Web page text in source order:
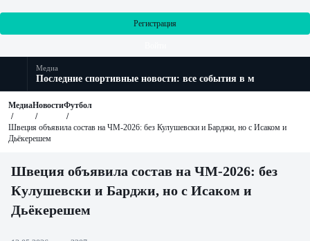
Регистрация
Медиа
Последние спортивные новости: все события в мире спорта
МедиаНовостиФутбол
Швеция объявила состав на ЧМ-2026: без Кулушевски и Барджи, но с Исаком и
Дьёкерешем
Швеция объявила состав на ЧМ-2026: без
Кулушевски и Барджи, но с Исаком и
Дьёкерешем